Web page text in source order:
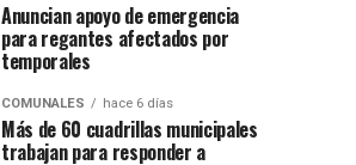
Anuncian apoyo de emergencia
para regantes afectados por
temporales
COMUNALES hace 6 días
Más de 60 cuadrillas municipales
trabajan para responder a